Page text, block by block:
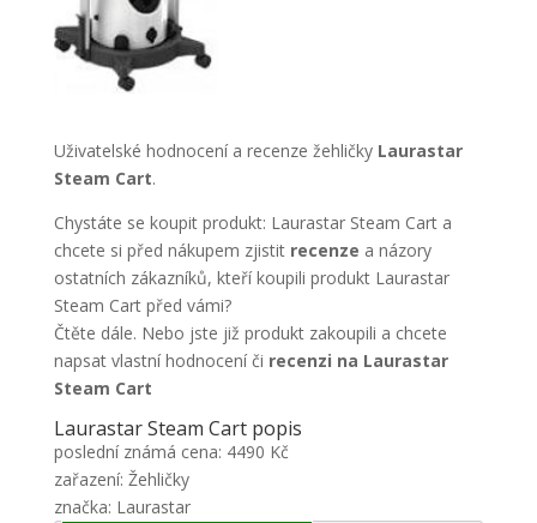
Uživatelské hodnocení a recenze žehličky Laurastar
Steam Cart.
Chystáte se koupit produkt: Laurastar Steam Cart a
chcete si před nákupem zjistit recenze a názory
ostatních zákazníků, kteří koupili produkt Laurastar
Steam Cart před vámi?
Čtěte dále. Nebo jste již produkt zakoupili a chcete
napsat vlastní hodnocení či recenzi na Laurastar
Steam Cart
Laurastar Steam Cart popis
poslední známá cena: 4490 Kč
zařazení: Žehličky
značka: Laurastar